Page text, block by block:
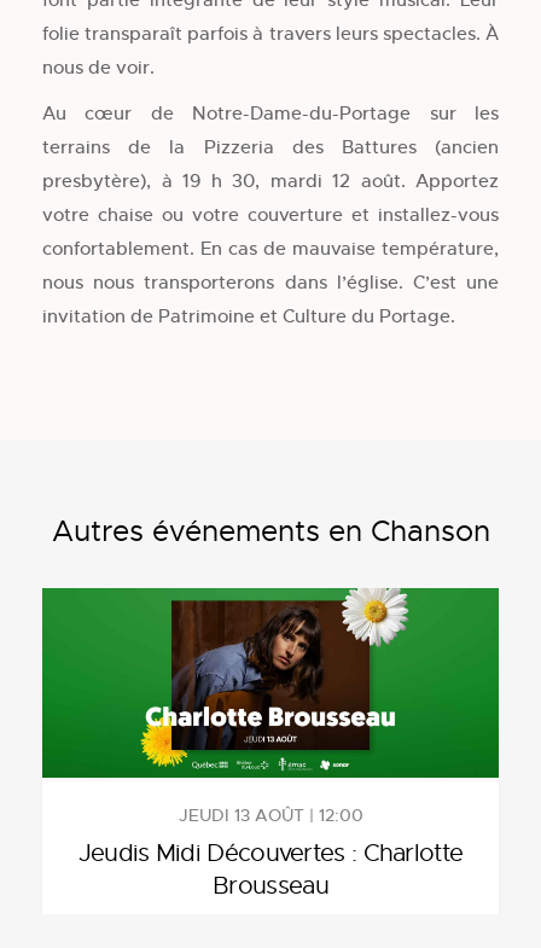
folie transparaît parfois à travers leurs spectacles. À
nous de voir.
Au cœur de Notre-Dame-du-Portage sur les
terrains de la Pizzeria des Battures (ancien
presbytère), à 19 h 30, mardi 12 août. Apportez
votre chaise ou votre couverture et installez-vous
confortablement. En cas de mauvaise température,
nous nous transporterons dans l’église. C’est une
invitation de Patrimoine et Culture du Portage.
Autres événements en Chanson
JEUDI 13 AOÛT | 12:00
Jeudis Midi Découvertes : Charlotte
Brousseau